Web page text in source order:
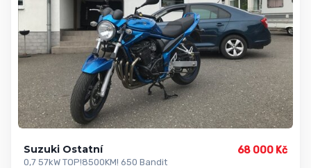
Suzuki Ostatní
0,7 57kW TOP!8500KM! 650 Bandit
68 000 Kč